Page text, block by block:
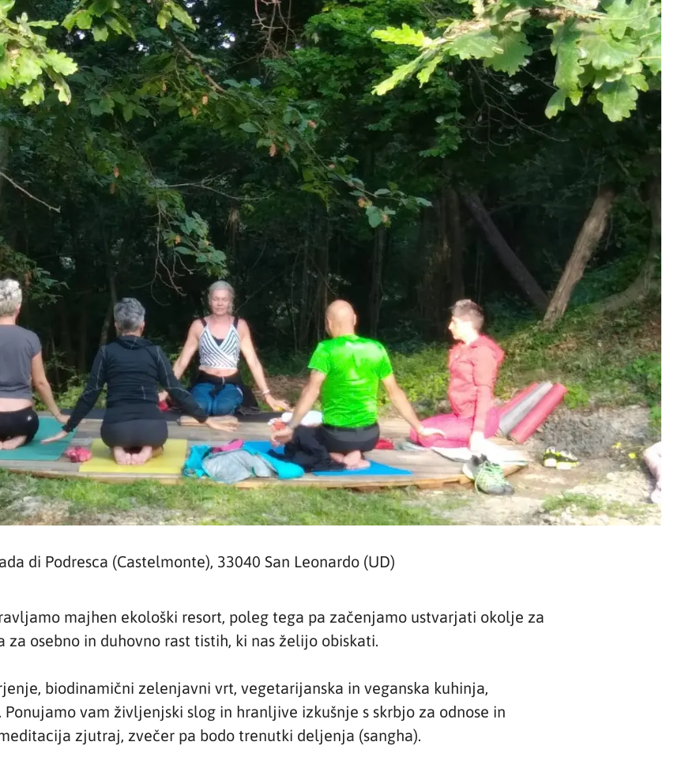
di Podresca (Castelmonte), 33040 San Leonardo (UD)
majhen ekološki resort, poleg tega pa začenjamo ustvarjati okolje za
osebno in duhovno rast tistih, ki nas želijo obiskati.
biodinamični zelenjavni vrt, vegetarijanska in veganska kuhinja,
vam življenjski slog in hranljive izkušnje s skrbjo za odnose in
zjutraj, zvečer pa bodo trenutki deljenja (sangha).